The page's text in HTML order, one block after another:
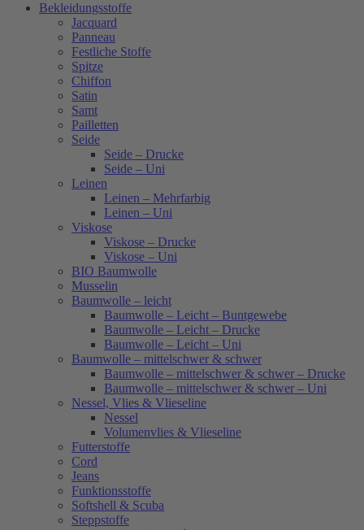
Bekleidungsstoffe
Jacquard
Panneau
Festliche Stoffe
Spitze
Chiffon
Satin
Samt
Pailletten
Seide
Seide – Drucke
Seide – Uni
Leinen
Leinen – Mehrfarbig
Leinen – Uni
Viskose
Viskose – Drucke
Viskose – Uni
BIO Baumwolle
Musselin
Baumwolle – leicht
Baumwolle – Leicht – Buntgewebe
Baumwolle – Leicht – Drucke
Baumwolle – Leicht – Uni
Baumwolle – mittelschwer & schwer
Baumwolle – mittelschwer & schwer – Drucke
Baumwolle – mittelschwer & schwer – Uni
Nessel, Vlies & Vlieseline
Nessel
Volumenvlies & Vlieseline
Futterstoffe
Cord
Jeans
Funktionsstoffe
Softshell & Scuba
Steppstoffe